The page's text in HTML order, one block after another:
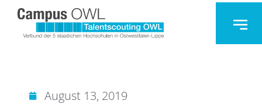
August 13, 2019